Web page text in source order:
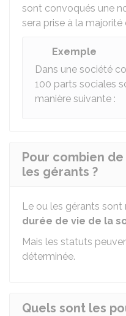
sont convoqués une
sera prise à la
Exemple
Dans une société
100 parts sociales
manière suivante :
Pour combien
les gérants ?
Le ou les gérants
durée de vie de la
Mais les statuts
déterminée.
Quels sont les